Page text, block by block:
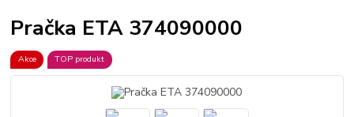
Pračka ETA 374090000
Akce TOP produkt